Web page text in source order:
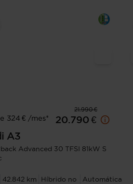
21.990 €
324 € /mes*
20.790 €
A3
Advanced 30 TFSI 81kW S
42.842 km
Híbrido no
Automática